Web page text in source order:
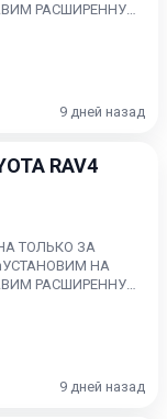
РАСШИРЕННУЮ
без пробега по...
9 дней назад
RAV4
ТОЛЬКО ЗА
НА
РАСШИРЕННУЮ
без пробега по...
9 дней назад